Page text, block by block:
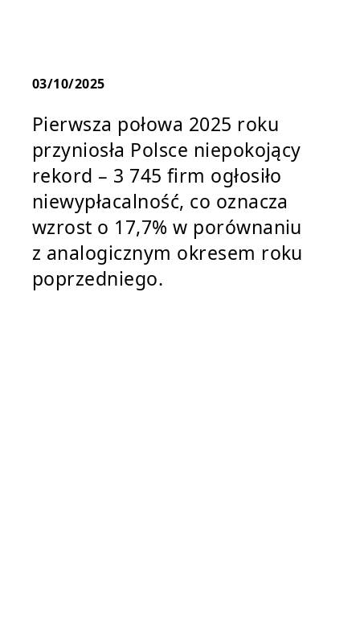
03/10/2025
Pierwsza połowa 2025 roku
przyniosła Polsce niepokojący
rekord – 3 745 firm ogłosiło
niewypłacalność, co oznacza
wzrost o 17,7% w porównaniu
z analogicznym okresem roku
poprzedniego.